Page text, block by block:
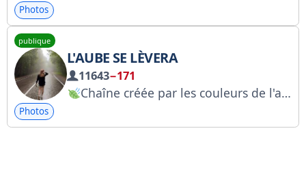
Photos
publique
L'AUBE SE LÈVERA
11643−171
Chaîne créée par les couleurs de l'aube.
Photos